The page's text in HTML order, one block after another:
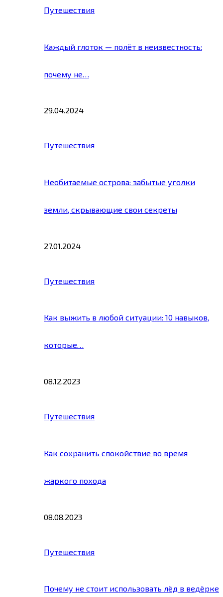
Путешествия
Каждый глоток — полёт в неизвестность:
почему не…
29.04.2024
Путешествия
Необитаемые острова: забытые уголки
земли, скрывающие свои секреты
27.01.2024
Путешествия
Как выжить в любой ситуации: 10 навыков,
которые…
08.12.2023
Путешествия
Как сохранить спокойствие во время
жаркого похода
08.08.2023
Путешествия
Почему не стоит использовать лёд в ведёрке